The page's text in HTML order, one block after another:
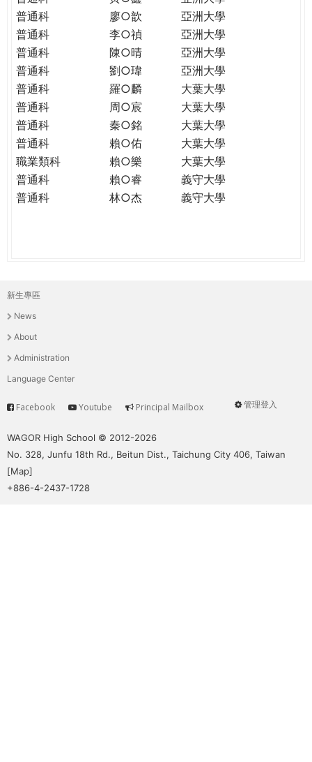
普通科
廖○歆
亞洲大學
普通科
李○禎
亞洲大學
普通科
陳○晴
亞洲大學
普通科
劉○瑋
亞洲大學
普通科
羅○麟
大葉大學
普通科
周○宸
大葉大學
普通科
秦○銘
大葉大學
普通科
賴○佑
大葉大學
職業類科
賴○樂
大葉大學
普通科
賴○睿
義守大學
普通科
林○杰 義守大學
主
選
單
新生專區
News
About
Administration
Language Center
User
管理登入
Service
Facebook Youtube Principal Mailbox
WAGOR High School © 2012-2026
No. 328, Junfu 18th Rd., Beitun Dist., Taichung City 406, Taiwan
[Map]
+886-4-2437-1728